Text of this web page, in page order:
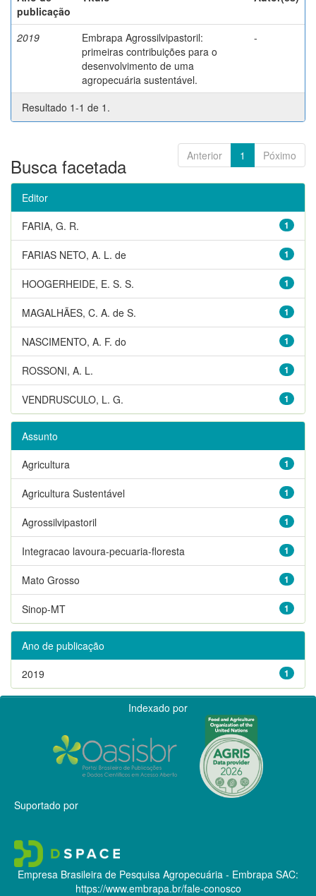
publicação
2019
Embrapa Agrossilvipastoril:
primeiras contribuições para o
desenvolvimento de uma
agropecuária sustentável.
-
Resultado 1-1 de 1.
Anterior 1 Póximo
Busca facetada
Editor
1
FARIA, G. R.
1
FARIAS NETO, A. L. de
1
HOOGERHEIDE, E. S. S.
1
MAGALHÃES, C. A. de S.
1
NASCIMENTO, A. F. do
1
ROSSONI, A. L.
1
VENDRUSCULO, L. G.
Assunto
1
Agricultura
1
Agricultura Sustentável
1
Agrossilvipastoril
1
Integracao lavoura-pecuaria-floresta
1
Mato Grosso
1
Sinop-MT
Ano de publicação
1
2019
Indexado por
Suportado por
Empresa Brasileira de Pesquisa Agropecuária - Embrapa SAC:
https://www.embrapa.br/fale-conosco